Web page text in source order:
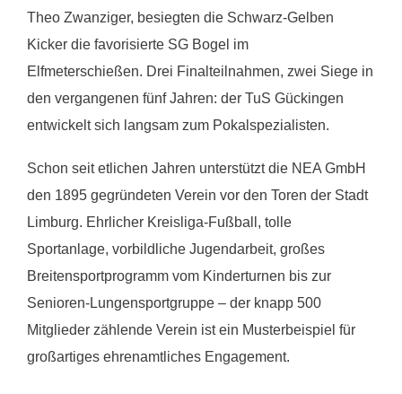
Theo Zwanziger, besiegten die Schwarz-Gelben
Kicker die favorisierte SG Bogel im
Elfmeterschießen. Drei Finalteilnahmen, zwei Siege in
den vergangenen fünf Jahren: der TuS Gückingen
entwickelt sich langsam zum Pokalspezialisten.
Schon seit etlichen Jahren unterstützt die NEA GmbH
den 1895 gegründeten Verein vor den Toren der Stadt
Limburg. Ehrlicher Kreisliga-Fußball, tolle
Sportanlage, vorbildliche Jugendarbeit, großes
Breitensportprogramm vom Kinderturnen bis zur
Senioren-Lungensportgruppe – der knapp 500
Mitglieder zählende Verein ist ein Musterbeispiel für
großartiges ehrenamtliches Engagement.